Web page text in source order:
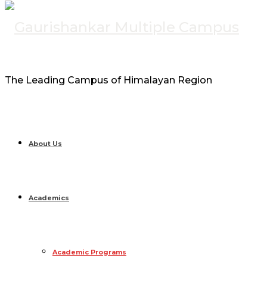
The Leading Campus of Himalayan Region
About Us
Academics
Academic Programs